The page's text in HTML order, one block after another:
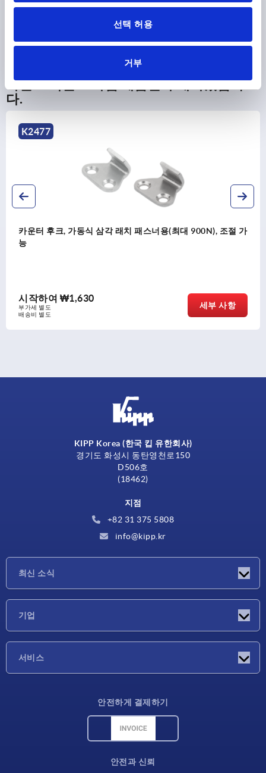
선택 허용
거부
다른 고객들도 다음 제품을 구매하였습니
다.
K2477
카운터 후크, 가동식 삼각 래치 패스너용(최대 900N), 조절 가
능
시작하여 ₩1,630
부가세 별도
배송비 별도
세부 사항
KIPP Korea (한국 킵 유한회사)
경기도 화성시 동탄영천로150
D506호
(18462)
지점
+82 31 375 5808
info@kipp.kr
최신 소식
기업
서비스
안전하게 결제하기
안전과 신뢰